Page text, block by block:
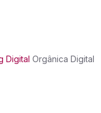
Digital Orgânica Digital